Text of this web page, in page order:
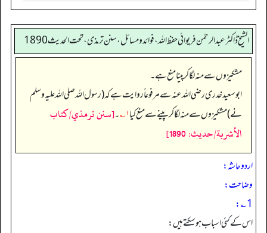
الشیخ ڈاکٹر عبد الرحمٰن فریوائی حفظ اللہ، فوائد و مسائل، سنن ترمذی، تحت الحديث 1890
مشکیزوں سے منہ لگا کر پینا منع ہے۔
ابو سعید خدری رضی الله عنہ سے مرفوعاً روایت ہے کہ (رسول اللہ صلی اللہ علیہ وسلم
نے) مشکیزوں سے منہ لگا کر پینے سے منع کیا۱؎ ۔[سنن ترمذي/كتاب
الأشربة/حدیث: 1890]
اردو حاشہ:
وضاحت:
1؎:
اس کے کئی اسباب ہوسکتے ہیں: